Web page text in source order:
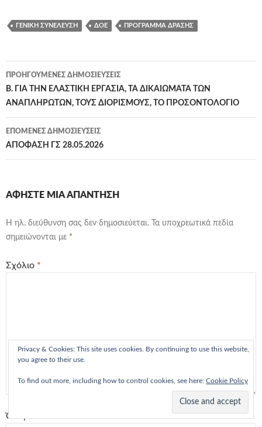
ΓΕΝΙΚΉ ΣΥΝΈΛΕΥΣΗ ΔΟΕ ΠΡΌΓΡΑΜΜΑ ΔΡΆΣΗΣ
Πλοήγηση
άρθρων
ΠΡΟΗΓΟΎΜΕΝΕΣ ΔΗΜΟΣΙΕΎΣΕΙΣ
Β. ΓΙΑ ΤΗΝ ΕΛΑΣΤΙΚΗ ΕΡΓΑΣΙΑ, ΤΑ ΔΙΚΑΙΩΜΑΤΑ ΤΩΝ
ΑΝΑΠΛΗΡΩΤΩΝ, ΤΟΥΣ ΔΙΟΡΙΣΜΟΥΣ, ΤΟ ΠΡΟΣΟΝΤΟΛΟΓΙΟ
ΕΠΌΜΕΝΕΣ ΔΗΜΟΣΙΕΎΣΕΙΣ
ΑΠΟΦΑΣΗ ΓΣ 28.05.2026
ΑΦΉΣΤΕ ΜΙΑ ΑΠΆΝΤΗΣΗ
Η ηλ. διεύθυνση σας δεν δημοσιεύεται.
Τα υποχρεωτικά πεδία
σημειώνονται με *
Σχόλιο *
Όνομα
Privacy & Cookies: This site uses cookies. By continuing to use this website,
you agree to their use.
To find out more, including how to control cookies, see here: Cookie Policy